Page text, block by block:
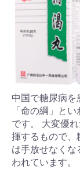
中国で糖尿病を
「命の綱」と
です。 大変優
揮するもので、
は手放せなくな
われています。